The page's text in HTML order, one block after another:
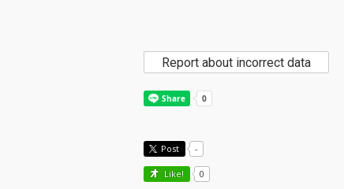
Report about incorrect data
Post -
Like! 0